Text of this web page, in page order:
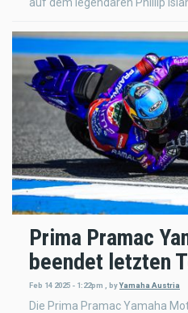
Prima Pramac
beendet letzten
Feb 14 2025 - 1:22pm byYamaha Austria
Die Prima Pramac Yamaha